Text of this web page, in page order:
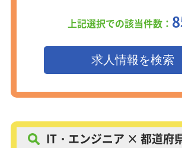
上記選択での該当件数：
IT・エンジニア × 都道府